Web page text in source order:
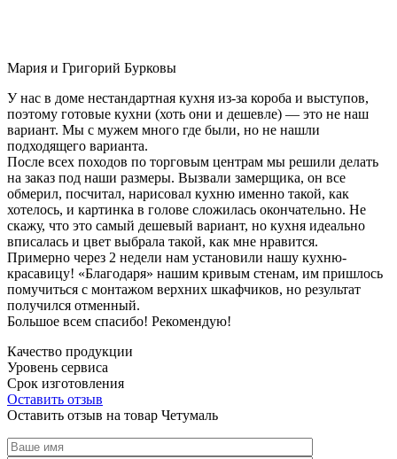
Мария и Григорий Бурковы
У нас в доме нестандартная кухня из-за короба и выступов,
поэтому готовые кухни (хоть они и дешевле) — это не наш
вариант. Мы с мужем много где были, но не нашли
подходящего варианта.
После всех походов по торговым центрам мы решили делать
на заказ под наши размеры. Вызвали замерщика, он все
обмерил, посчитал, нарисовал кухню именно такой, как
хотелось, и картинка в голове сложилась окончательно. Не
скажу, что это самый дешевый вариант, но кухня идеально
вписалась и цвет выбрала такой, как мне нравится.
Примерно через 2 недели нам установили нашу кухню-
красавицу! «Благодаря» нашим кривым стенам, им пришлось
помучиться с монтажом верхних шкафчиков, но результат
получился отменный.
Большое всем спасибо! Рекомендую!
Качество продукции
Уровень сервиса
Срок изготовления
Оставить отзыв
Оставить отзыв на товар Четумаль